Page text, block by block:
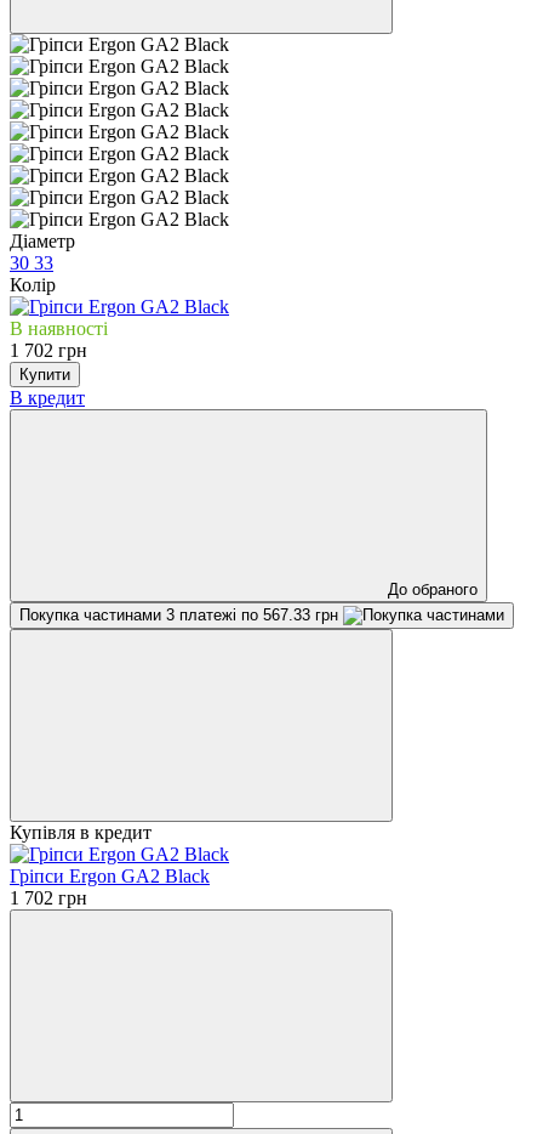
Діаметр
30 33
Колір
В наявності
1 702 грн
Купити
В кредит
До обраного
Покупка частинами 3 платежі по 567.33 грн
Купівля в кредит
Гріпси Ergon GA2 Black
1 702 грн